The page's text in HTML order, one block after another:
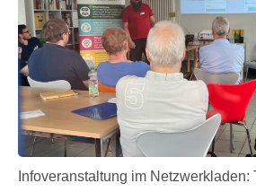
Infoveranstaltung im Netzwerkladen: